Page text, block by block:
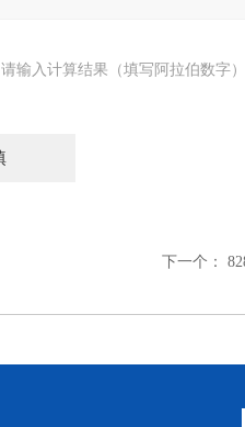
请输入计算结果（填写阿拉伯数字
下一个：